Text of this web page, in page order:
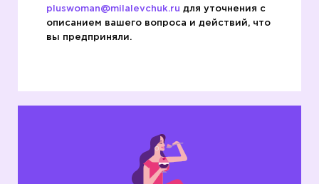
pluswoman@milalevchuk.ru для уточнения с
описанием вашего вопроса и действий, что
вы предприняли.